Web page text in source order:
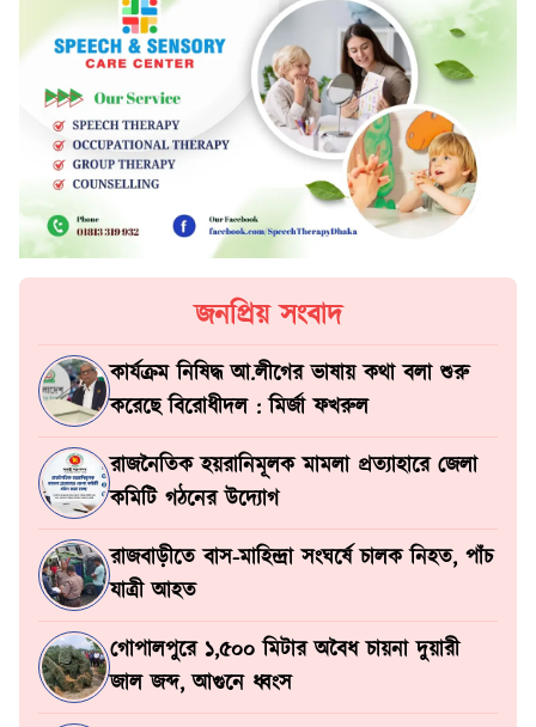
জনপ্রিয় সংবাদ
কার্যক্রম নিষিদ্ধ আ.লীগের ভাষায় কথা বলা শুরু
করেছে বিরোধীদল : মির্জা ফখরুল
রাজনৈতিক হয়রানিমূলক মামলা প্রত্যাহারে জেলা
কমিটি গঠনের উদ্যোগ
রাজবাড়ীতে বাস-মাহিন্দ্রা সংঘর্ষে চালক নিহত, পাঁচ
যাত্রী আহত
গোপালপুরে ১,৫০০ মিটার অবৈধ চায়না দুয়ারী
জাল জব্দ, আগুনে ধ্বংস